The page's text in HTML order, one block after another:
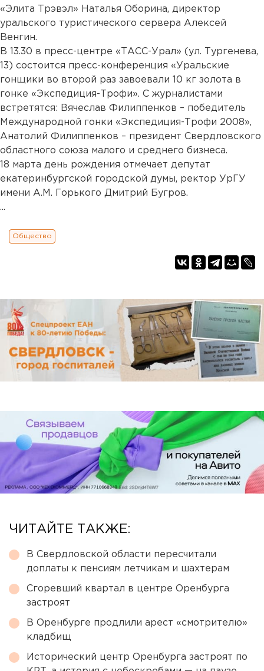
«Элита Трэвэл» Наталья Оборина, директор
уральского туристического сервера Алексей
Венгин.
В 13.30 в пресс-центре «ТАСС-Урал» (ул. Тургенева,
13) состоится пресс-конференция «Уральские
гонщики во второй раз завоевали 10 кг золота в
гонке «Экспедиция-Трофи». С журналистами
встретятся: Вячеслав Филиппенков – победитель
Международной гонки «Экспедиция-Трофи 2008»,
Анатолий Филиппенков – президент Свердловского
областного союза малого и среднего бизнеса.
18 марта день рождения отмечает депутат
екатеринбургской городской думы, ректор УрГУ
имени А.М. Горького Дмитрий Бугров.
...
Общество
ЧИТАЙТЕ ТАКЖЕ:
В Свердловской области пересчитали
доплаты к пенсиям летчикам и шахтерам
Сгоревший квартал в центре Оренбурга
застроят
В Оренбурге продлили арест «смотрителю»
кладбищ
Исторический центр Оренбурга застроят по